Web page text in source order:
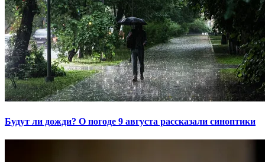
Будут ли дожди? О погоде 9 августа рассказали синоптики